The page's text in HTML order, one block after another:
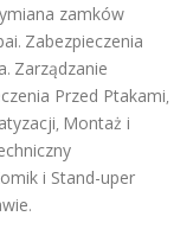
zamków
. Zabezpieczenia
. Zarządzanie
Przed Ptakami,
, Montaż i
i Stand-uper
.